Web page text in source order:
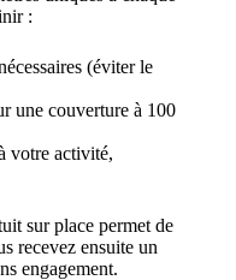
:
(éviter le
une couverture à 100
votre activité,
sur place permet de
recevez ensuite un
engagement.